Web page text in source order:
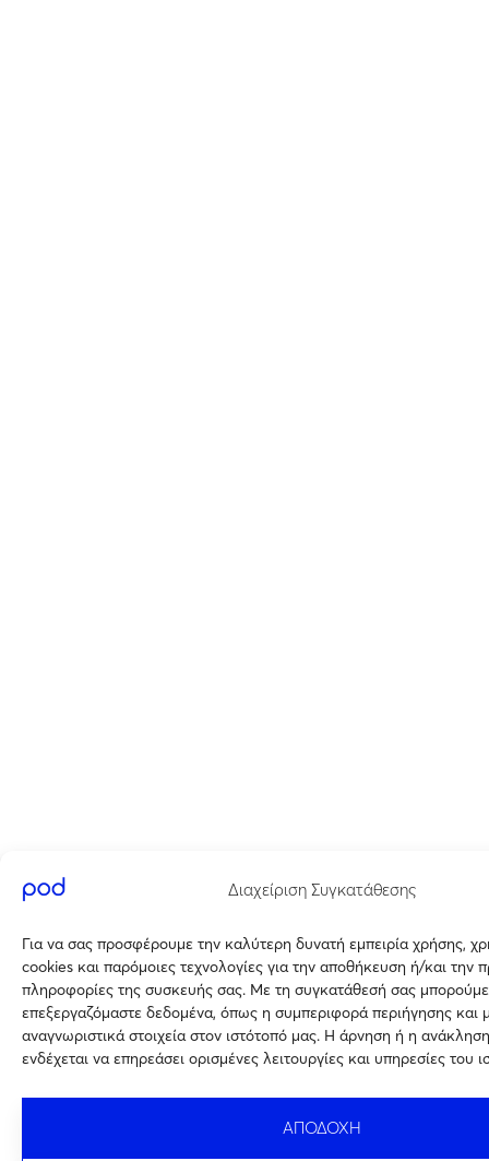
Διαχείριση Συγκατάθεσης
Για να σας προσφέρουμε την καλύτερη δυνατή εμπειρία χρήσης,
cookies και παρόμοιες τεχνολογίες για την αποθήκευση ή/και την
πληροφορίες της συσκευής σας. Με τη συγκατάθεσή σας
επεξεργαζόμαστε δεδομένα, όπως η συμπεριφορά περιήγησης και
αναγνωριστικά στοιχεία στον ιστότοπό μας. Η άρνηση ή η
ενδέχεται να επηρεάσει ορισμένες λειτουργίες και υπηρεσίες του
ΑΠΟΔΟΧΗ